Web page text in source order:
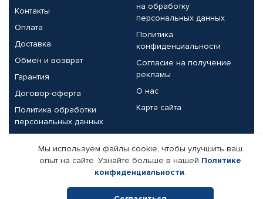
Контакты
Оплата
Доставка
Обмен и возврат
Гарантия
Договор-оферта
Политика обработки
персональных данных
на обработку
персональных данных
Политика
конфиденциальности
Согласие на получение
рекламы
О нас
Карта сайта
Партнерам
Корпоративным клиентам
Поставщикам
Реквизиты компании
Мы используем файлы cookie, чтобы улучшить ваш
опыт на сайте. Узнайте больше в нашей Политике
конфиденциальности.